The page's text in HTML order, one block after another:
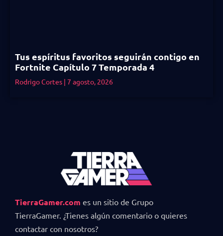
Tus espíritus favoritos seguirán contigo en
Fortnite Capítulo 7 Temporada 4
Rodrigo Cortes 7 agosto, 2026
TierraGamer.com es un sitio de Grupo
TierraGamer. ¿Tienes algún comentario o quieres
contactar con nosotros?